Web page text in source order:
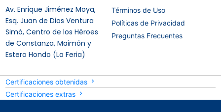
Av. Enrique Jiménez Moya,
Esq. Juan de Dios Ventura
Simó, Centro de los Héroes
de Constanza, Maimón y
Estero Hondo (La Feria)
Términos de Uso
Políticas de Privacidad
Preguntas Frecuentes
Certificaciones obtenidas
Certificaciones extras